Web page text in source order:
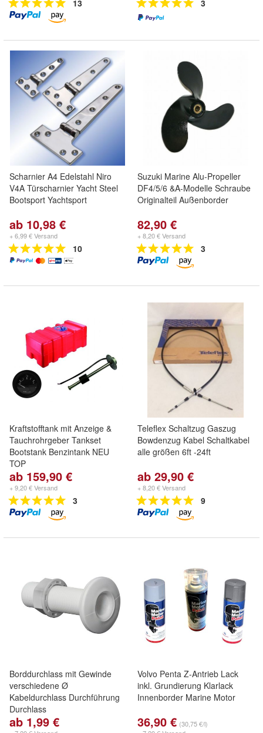
13 3
Scharnier A4 Edelstahl Niro
V4A Türscharnier Yacht Steel
Bootsport Yachtsport
ab 10,98 €
+ 6,99 € Versand
10
Suzuki Marine Alu-Propeller
DF4/5/6 &A-Modelle Schraube
Originalteil Außenborder
82,90 €
+ 8,20 € Versand
3
Kraftstofftank mit Anzeige &
Tauchrohrgeber Tankset
Bootstank Benzintank NEU
TOP
ab 159,90 €
+ 9,20 € Versand
3
Teleflex Schaltzug Gaszug
Bowdenzug Kabel Schaltkabel
alle größen 6ft -24ft
ab 29,90 €
+ 8,20 € Versand
9
Borddurchlass mit Gewinde
verschiedene Ø
Kabeldurchlass Durchführung
Durchlass
ab 1,99 €
Volvo Penta Z-Antrieb Lack
inkl. Grundierung Klarlack
Innenborder Marine Motor
36,90 € (30,75 €/l)